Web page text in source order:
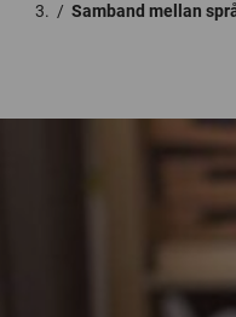
/ Samband mellan